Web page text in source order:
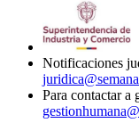
Notificaciones
Para contactar a